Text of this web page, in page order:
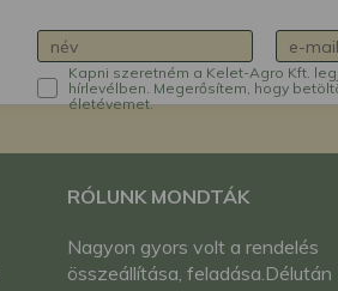
Kapni szeretném a Kelet-Agro Kft.
hírlevélben. Megerősítem, hogy
életévemet.
RÓLUNK MONDTÁK
Nagyon gyors volt a rendelés
összeállítása, feladása.Délután